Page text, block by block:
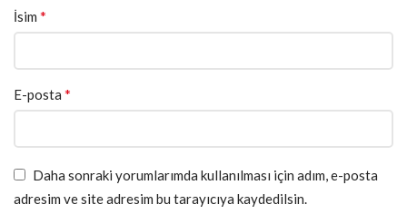
İsim *
E-posta *
Daha sonraki yorumlarımda kullanılması için adım, e-posta
adresim ve site adresim bu tarayıcıya kaydedilsin.